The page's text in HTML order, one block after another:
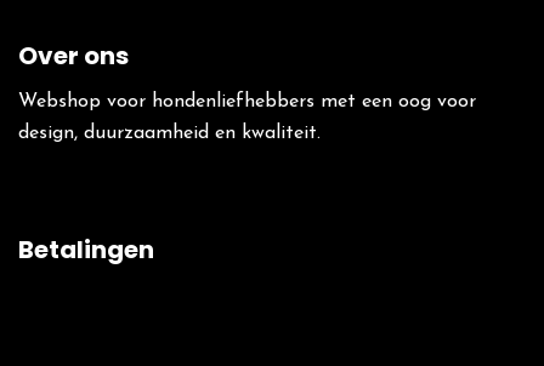
Over ons
Webshop voor hondenliefhebbers met een oog voor
design, duurzaamheid en kwaliteit.
Betalingen